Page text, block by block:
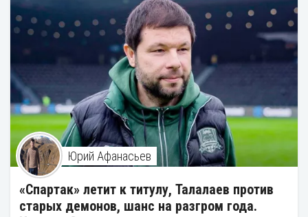
Юрий Афанасьев
«Спартак» летит к титулу, Талалаев против
старых демонов, шанс на разгром года.